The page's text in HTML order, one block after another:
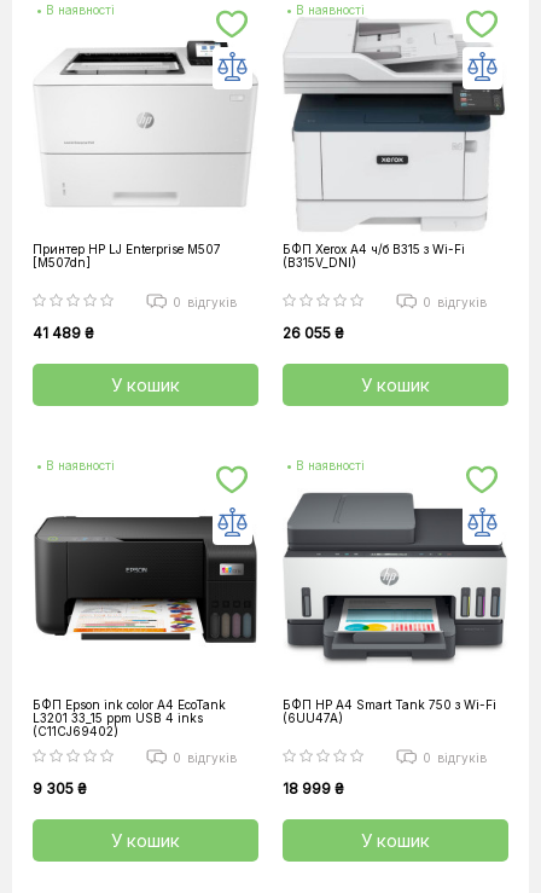
• В наявності
Принтер HP LJ Enterprise M507
[M507dn]
0 відгуків
41 489 ₴
У кошик
• В наявності
БФП Xerox А4 ч/б B315 з Wi-Fi
(B315V_DNI)
0 відгуків
26 055 ₴
У кошик
• В наявності
БФП Epson ink color A4 EcoTank
L3201 33_15 ppm USB 4 inks
(C11CJ69402)
0 відгуків
9 305 ₴
У кошик
• В наявності
БФП HP A4 Smart Tank 750 з Wi-Fi
(6UU47A)
0 відгуків
18 999 ₴
У кошик